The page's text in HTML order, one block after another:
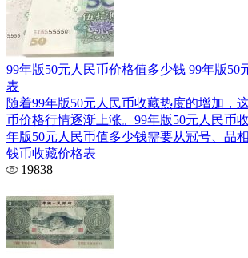
99年版50元人民币价格值多少钱 99年版50
表
随着99年版50元人民币收藏热度的增加，
币价格行情逐渐上涨。99年版50元人民币
年版50元人民币值多少钱需要从冠号、品
钱币收藏价格表
19838